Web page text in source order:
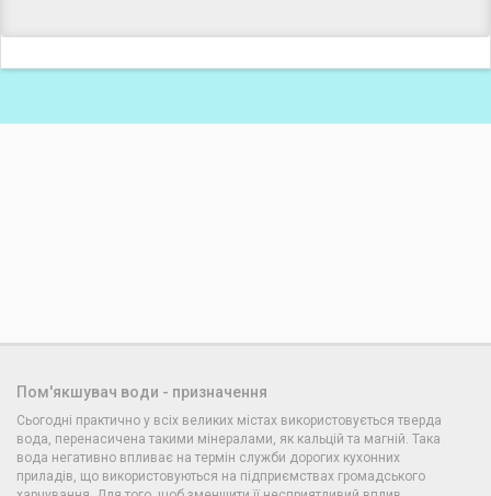
Пом'якшувач води - призначення
Сьогодні практично у всіх великих містах використовується тверда
вода, перенасичена такими мінералами, як кальцій та магній. Така
вода негативно впливає на термін служби дорогих кухонних
приладів, що використовуються на підприємствах громадського